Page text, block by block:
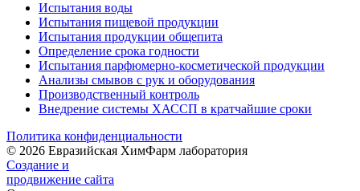
Испытания воды
Испытания пищевой продукции
Испытания продукции общепита
Определение срока годности
Испытания парфюмерно-косметической продукции
Анализы смывов с рук и оборудования
Производственный контроль
Внедрение системы ХАССП в кратчайшие сроки
Политика конфиденциальности
© 2026 Евразийская ХимФарм лаборатория
Создание и
продвижение сайта